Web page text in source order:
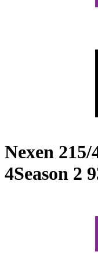
Nexen 215/
4Season 2